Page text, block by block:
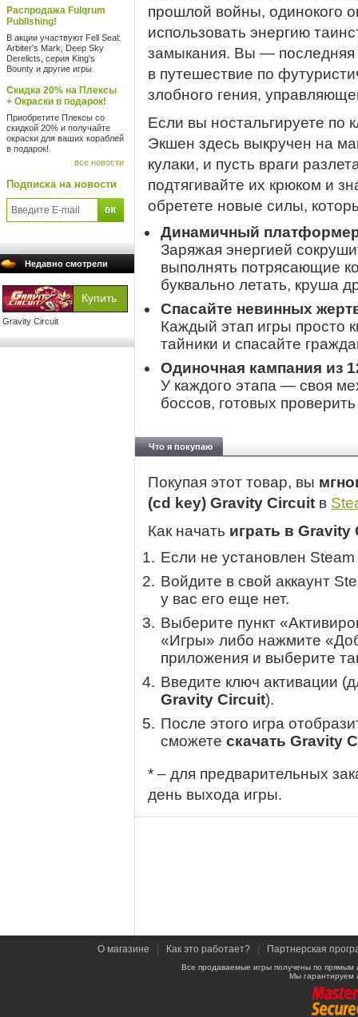
Распродажа Fulqrum
Publishing!
В акции участвуют Fell Seal:
Arbiter's Mark, Deep Sky
Derelicts, серия King's
Bounty и другие игры
Скидка 20% на Плексы
+ Окраски в подарок!
Приобретите Плексы со
скидкой 20% и получайте
окраски для ваших кораблей
в подарок!
все новости
Подписка на новости
Недавно смотрели
Gravity Circuit
прошлой войны, одинокого
использовать энергию
замыкания. Вы — последняя
в путешествие по
злобного гения,
Если вы ностальгируете по
Экшен здесь выкручен на
кулаки, и пусть враги
подтягивайте их крюком и
обретете новые силы,
Динамичный
Заряжая энергией
выполнять потрясающие
буквально летать, круша
Спасайте невинных
Каждый этап игры просто
тайники и спасайте
Одиночная кампания из
У каждого этапа — своя
боссов, готовых
Что я покупаю
Покупая этот товар, вы
(cd key) Gravity Circuit в
Как начать играть в Gravity
Если не установлен
Войдите в свой аккаунт
у вас его еще нет.
Выберите пункт
«Игры» либо нажмите
приложения и выберите
Введите ключ активации
Gravity Circuit).
После этого игра
сможете скачать Gravity
* – для предварительных
день выхода игры.
О магазине Как это работает? Партнерская
Все продаваемые игры получены по
Мы гарантируем